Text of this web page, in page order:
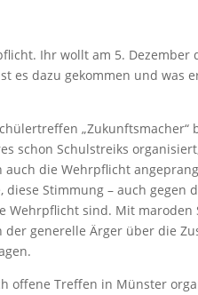
Ihr wollt am 5. Dezember
es dazu gekommen und was
„Zukunftsmacher“
schon Schulstreiks
die Wehrpflicht
Stimmung – auch gegen
Wehrpflicht sind. Mit maroden
generelle Ärger über die
offene Treffen in Münster